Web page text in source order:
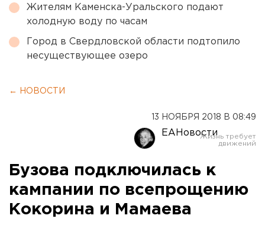
Жителям Каменска-Уральского подают
холодную воду по часам
Город в Свердловской области подтопило
несуществующее озеро
← НОВОСТИ
13 НОЯБРЯ 2018 В 08:49
ЕАНовости
Бузова подключилась к
кампании по всепрощению
Кокорина и Мамаева